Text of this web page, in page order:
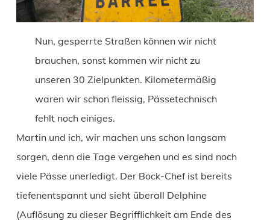
Nun, gesperrte Straßen können wir nicht
brauchen, sonst kommen wir nicht zu
unseren 30 Zielpunkten. Kilometermäßig
waren wir schon fleissig, Pässetechnisch
fehlt noch einiges.
Martin und ich, wir machen uns schon langsam
sorgen, denn die Tage vergehen und es sind noch
viele Pässe unerledigt. Der Bock-Chef ist bereits
tiefenentspannt und sieht überall Delphine
(Auflösung zu dieser Begrifflichkeit am Ende des